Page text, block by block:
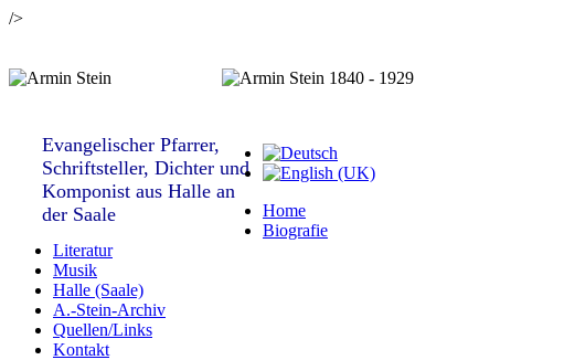
/>
Evangelischer Pfarrer,
Schriftsteller, Dichter und
Komponist aus Halle an
der Saale
Home
Biografie
Literatur
Musik
Halle (Saale)
A.-Stein-Archiv
Quellen/Links
Kontakt